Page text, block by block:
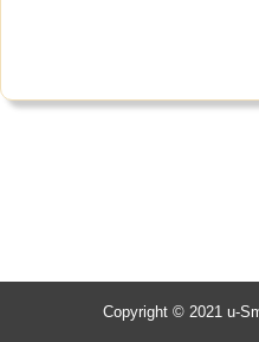
Copyright © 2021 u-